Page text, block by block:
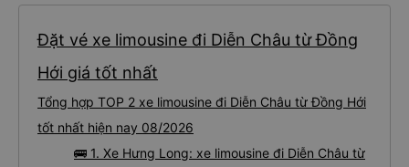
Đặt vé xe limousine đi Diễn Châu từ Đồng
Hới giá tốt nhất
Tổng hợp TOP 2 xe limousine đi Diễn Châu từ Đồng Hới
tốt nhất hiện nay 08/2026
🚌 1. Xe Hưng Long: xe limousine đi Diễn Châu từ